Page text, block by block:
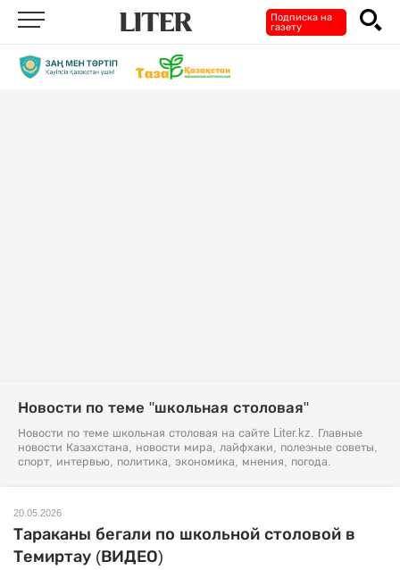
Подписка на
газету
Новости по теме "школьная столовая"
Новости по теме школьная столовая на сайте Liter.kz. Главные
новости Казахстана, новости мира, лайфхаки, полезные советы,
спорт, интервью, политика, экономика, мнения, погода.
20.05.2026
Тараканы бегали по школьной столовой в
Темиртау (ВИДЕО)